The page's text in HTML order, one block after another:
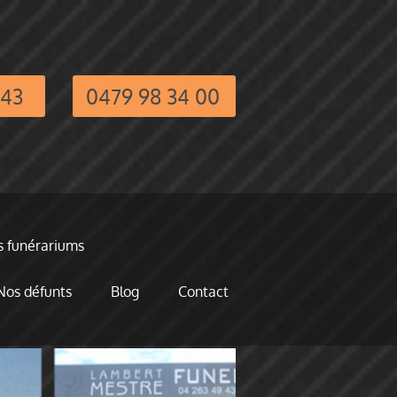
0479 98 34 00
funérariums
défunts Blog Contact